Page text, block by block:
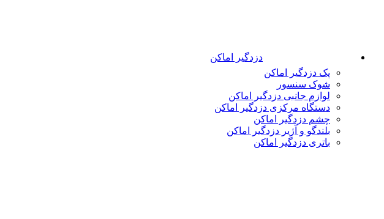
دزدگیر اماکن
پک دزدگیر اماکن
شوک سنسور
لوازم جانبی دزدگیر اماکن
دستگاه مرکزی دزدگیر اماکن
چشم دزدگیر اماکن
بلندگو و آژیر دزدگیر اماکن
باتری دزدگیر اماکن